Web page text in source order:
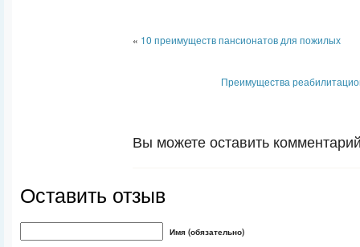
« 10 преимуществ пансионатов для пожилых
Преимущества
Вы можете оставить
Оставить отзыв
Имя (обязательно)